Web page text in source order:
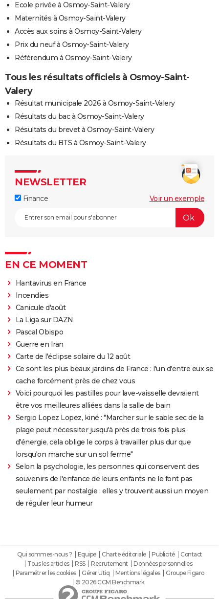
Ecole privée à Osmoy-Saint-Valery
Maternités à Osmoy-Saint-Valery
Accès aux soins à Osmoy-Saint-Valery
Prix du neuf à Osmoy-Saint-Valery
Référendum à Osmoy-Saint-Valery
Tous les résultats officiels à Osmoy-Saint-
Valery
Résultat municipale 2026 à Osmoy-Saint-Valery
Résultats du bac à Osmoy-Saint-Valery
Résultats du brevet à Osmoy-Saint-Valery
Résultats du BTS à Osmoy-Saint-Valery
NEWSLETTER
Finance Voir un exemple
EN CE MOMENT
Hantavirus en France
Incendies
Canicule d'août
La Liga sur DAZN
Pascal Obispo
Guerre en Iran
Carte de l'éclipse solaire du 12 août
Ce sont les plus beaux jardins de France : l'un d'entre eux se
cache forcément près de chez vous
Voici pourquoi les pastilles pour lave-vaisselle devraient
être vos meilleures alliées dans la salle de bain
Sergio Lopez Lopez, kiné : "Marcher sur le sable sec de la
plage peut nécessiter jusqu'à près de trois fois plus
d'énergie, cela oblige le corps à travailler plus dur que
lorsqu'on marche sur un sol ferme"
Selon la psychologie, les personnes qui conservent des
souvenirs de l'enfance de leurs enfants ne le font pas
seulement par nostalgie : elles y trouvent aussi un moyen
de réguler leur humeur
Qui sommes-nous ? Equipe Charte éditoriale Publicité
Contact
Tous les articles
RSS Recrutement
Données personnelles
Paramétrer les cookies
Gérer Utiq Mentions légales
Groupe Figaro
© 2026 CCM Benchmark